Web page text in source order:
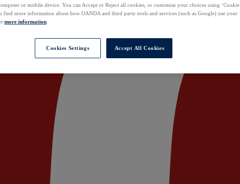
or mobile device. You can Accept or Reject all cookies, or customise your choices using ‘Cookie
find more information about how OANDA and third party tools and services (such as Google) use your
more information
Cookies Settings Accept All Cookies